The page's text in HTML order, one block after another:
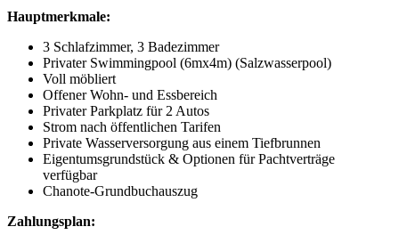
Hauptmerkmale:
3 Schlafzimmer, 3 Badezimmer
Privater Swimmingpool (6mx4m) (Salzwasserpool)
Voll möbliert
Offener Wohn- und Essbereich
Privater Parkplatz für 2 Autos
Strom nach öffentlichen Tarifen
Private Wasserversorgung aus einem Tiefbrunnen
Eigentumsgrundstück & Optionen für Pachtverträge
verfügbar
Chanote-Grundbuchauszug
Zahlungsplan: